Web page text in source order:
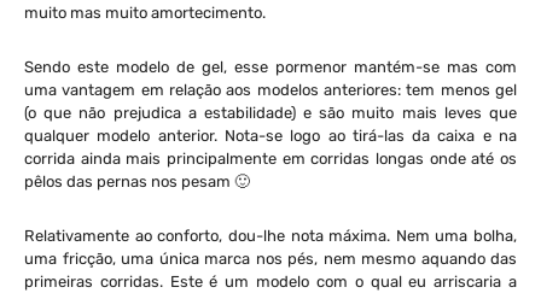
muito mas muito amortecimento.
Sendo este modelo de gel, esse pormenor mantém-se mas com
uma vantagem em relação aos modelos anteriores: tem menos gel
(o que não prejudica a estabilidade) e são muito mais leves que
qualquer modelo anterior. Nota-se logo ao tirá-las da caixa e na
corrida ainda mais principalmente em corridas longas onde até os
pêlos das pernas nos pesam 🙂
Relativamente ao conforto, dou-lhe nota máxima. Nem uma bolha,
uma fricção, uma única marca nos pés, nem mesmo aquando das
primeiras corridas. Este é um modelo com o qual eu arriscaria a